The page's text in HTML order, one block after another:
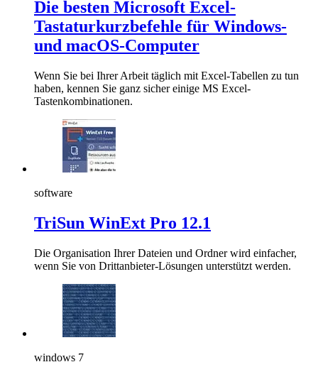
Die besten Microsoft Excel-
Tastaturkurzbefehle für Windows-
und macOS-Computer
Wenn Sie bei Ihrer Arbeit täglich mit Excel-Tabellen zu tun
haben, kennen Sie ganz sicher einige MS Excel-
Tastenkombinationen.
software
TriSun WinExt Pro 12.1
Die Organisation Ihrer Dateien und Ordner wird einfacher,
wenn Sie von Drittanbieter-Lösungen unterstützt werden.
windows 7